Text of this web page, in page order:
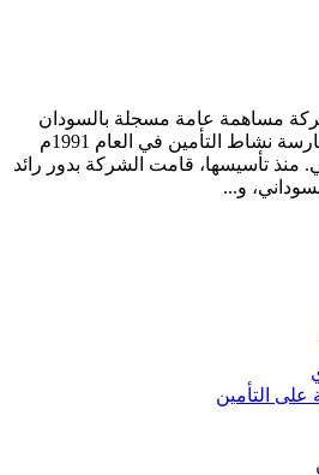
شركة مساهمة عامة مسجلة بالسودان
منذ العام 1989م، وبدأت ممارسة نشاط التأمين في العام 1991م
منذ تأسيسها، قامت الشركة بدور رائد
و...
على التأمين